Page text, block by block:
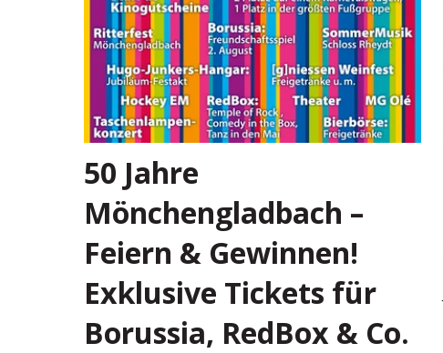
50 Jahre
Mönchengladbach –
Feiern & Gewinnen!
Exklusive Tickets für
Borussia, RedBox & Co.